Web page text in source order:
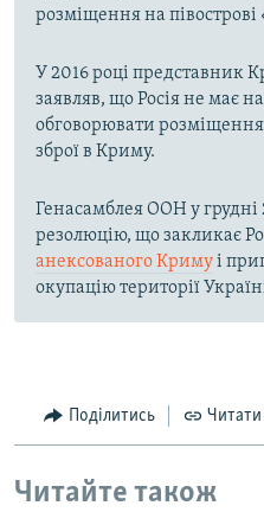
розміщення на півострові
У 2016 році представник
заявляв, що Росія не має
обговорювати
зброї в Криму.
Генасамблея ООН у грудні
резолюцію, що закликає
анексованого Кримуі
окупацію території
Поділитись Читати
Читайте також